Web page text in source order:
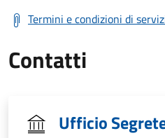
Termini e condizioni di
Contatti
Ufficio